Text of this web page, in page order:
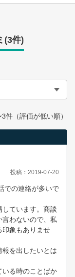
(3件)
3件（評価が低い順）
投稿：2019-07-20
での連絡が多いで
ています。商談
わないので、私
印象もありませ
を出したいとは
いる時のことばか